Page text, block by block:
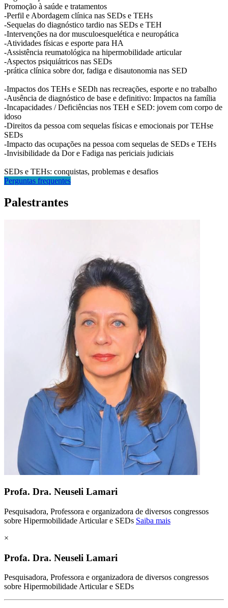
Promoção à saúde e tratamentos
-Perfil e Abordagem clínica nas SEDs e TEHs
-Sequelas do diagnóstico tardio nas SEDs e TEH
-Intervenções na dor musculoesquelética e neuropática
-Atividades físicas e esporte para HA
-Assistência reumatológica na hipermobilidade articular
-Aspectos psiquiátricos nas SEDs
-prática clínica sobre dor, fadiga e disautonomia nas SED
-Impactos dos TEHs e SEDh nas recreações, esporte e no trabalho
-Ausência de diagnóstico de base e definitivo: Impactos na família
-Incapacidades / Deficiências nos TEH e SED: jovem com corpo de
idoso
-Direitos da pessoa com sequelas físicas e emocionais por TEHse
SEDs
-Impacto das ocupações na pessoa com sequelas de SEDs e TEHs
-Invisibilidade da Dor e Fadiga nas periciais judiciais
SEDs e TEHs: conquistas, problemas e desafios
Perguntas frequentes
Palestrantes
Profa. Dra. Neuseli Lamari
Pesquisadora, Professora e organizadora de diversos congressos
sobre Hipermobilidade Articular e SEDs Saiba mais
×
Profa. Dra. Neuseli Lamari
Pesquisadora, Professora e organizadora de diversos congressos
sobre Hipermobilidade Articular e SEDs